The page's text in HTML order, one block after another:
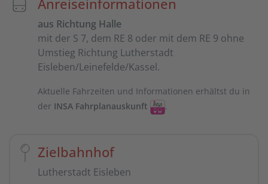
Anreiseinformationen
aus Richtung Halle
mit der S 7, dem RE 8 oder mit dem RE 9 ohne
Umstieg Richtung Lutherstadt
Eisleben/Leinefelde/Kassel.
Aktuelle Fahrzeiten und Informationen erhältst du in
der INSA Fahrplanauskunft .
Zielbahnhof
Lutherstadt Eisleben